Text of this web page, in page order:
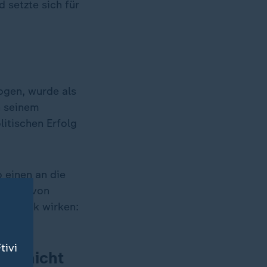
setzte sich für
wurde als
Erfolg
einen an die
der von
Politik wirken:
nicht